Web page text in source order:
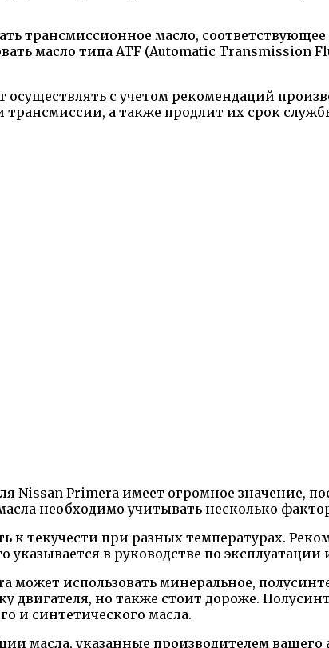
трансмиссионное масло,
масло типа ATF (Automatic Transmission
осуществлять с учетом рекомендаций
трансмиссии, а также продлит их срок
Primera имеет огромное значение,
необходимо учитывать несколько
к текучести при разных температурах.
в руководстве по
может использовать минеральное,
двигателя, но также стоит дороже.
и синтетического масла.
масла, указанные производителем вашего